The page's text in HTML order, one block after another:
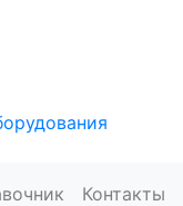
Контакты